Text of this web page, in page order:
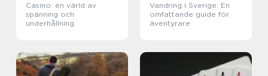
Casino: en värld av
spänning och
underhållning
Vandring i Sverige: En
omfattande guide för
äventyrare